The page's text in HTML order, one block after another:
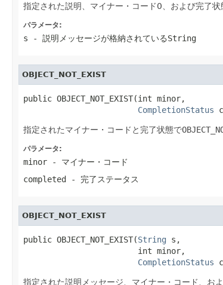
指定された説明、マイナー・コード0、および完了
パラメータ:
s - 説明メッセージが格納されているString
OBJECT_NOT_EXIST
public OBJECT_NOT_EXIST(int minor,
CompletionStatus
指定されたマイナー・コードと完了状態で
パラメータ:
minor - マイナー・コード
completed - 完了ステータス
OBJECT_NOT_EXIST
public OBJECT_NOT_EXIST(String s,
                        int minor,
CompletionStatus
指定された説明メッセージ、マイナー・コード、お